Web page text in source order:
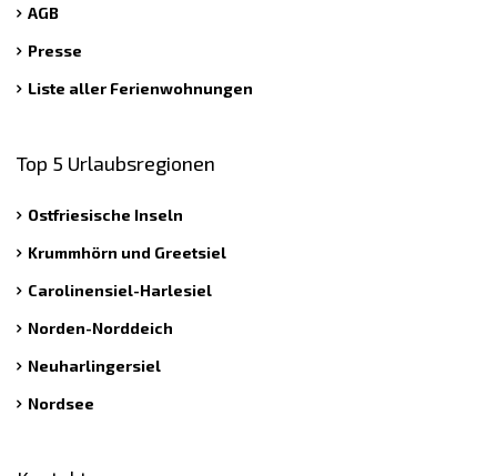
AGB
Presse
Liste aller Ferienwohnungen
Top 5 Urlaubsregionen
Ostfriesische Inseln
Krummhörn und Greetsiel
Carolinensiel-Harlesiel
Norden-Norddeich
Neuharlingersiel
Nordsee